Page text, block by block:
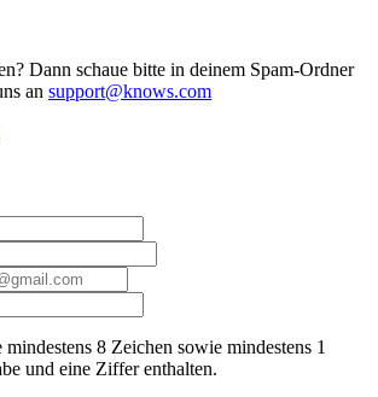
Dann schaue bitte in deinem Spam-Ordner
an support@knows.com
8 Zeichen sowie mindestens 1
und eine Ziffer enthalten.